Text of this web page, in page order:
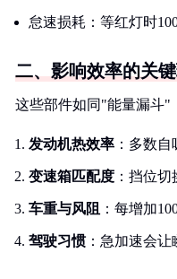
怠速损耗：等红灯时
二、影响效率的关
这些部件如同"能量漏斗"
发动机热效率 ：多数
变速箱匹配度 ：挡位
车重与风阻 ：每增加
驾驶习惯：急加速会让